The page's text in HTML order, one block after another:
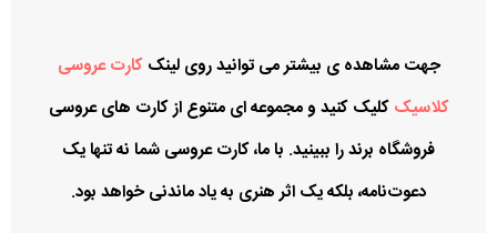
جهت مشاهده ی بیشتر می توانید روی لینک کارت عروسی
کلاسیک کلیک کنید و مجموعه ای متنوع از کارت های عروسی
فروشگاه برند را ببینید. با ما، کارت عروسی شما نه تنها یک
دعوت‌نامه، بلکه یک اثر هنری به یاد ماندنی خواهد بود.